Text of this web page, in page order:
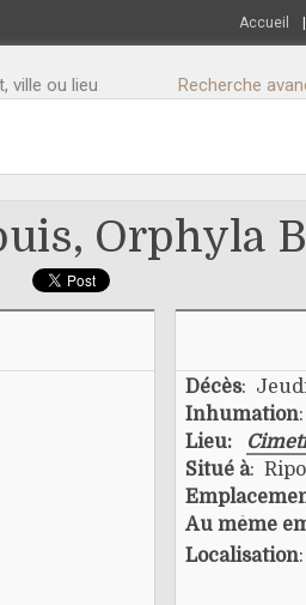
Accueil
ville ou lieu Recherche
Orphyla
Décès:
Inhumation
Lieu:
Situé à:
Au même
Localisation: